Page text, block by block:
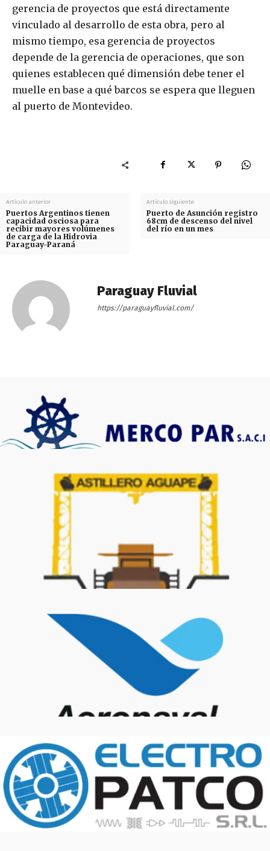
gerencia de proyectos que está directamente
vinculado al desarrollo de esta obra, pero al
mismo tiempo, esa gerencia de proyectos
depende de la gerencia de operaciones, que son
quienes establecen qué dimensión debe tener el
muelle en base a qué barcos se espera que lleguen
al puerto de Montevideo.
Artículo anterior
Puertos Argentinos tienen
capacidad osciosa para
recibir mayores volúmenes
de carga de la Hidrovia
Paraguay-Paraná
Artículo siguiente
Puerto de Asunción registro
68cm de descenso del nivel
del río en un mes
Paraguay Fluvial
https://paraguayfluvial.com/